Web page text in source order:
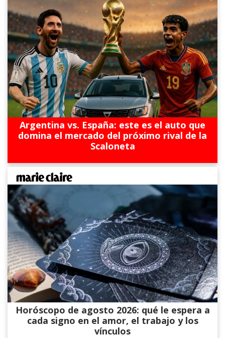
Argentina vs. España: este es el auto que
domina el mercado del próximo rival de la
Scaloneta
Horóscopo de agosto 2026: qué le espera a
cada signo en el amor, el trabajo y los
vínculos